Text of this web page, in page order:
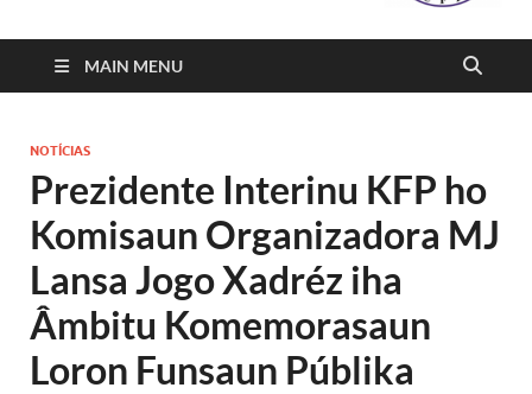
MAIN MENU
NOTÍCIAS
Prezidente Interinu KFP ho
Komisaun Organizadora MJ
Lansa Jogo Xadréz iha
Âmbitu Komemorasaun
Loron Funsaun Públika